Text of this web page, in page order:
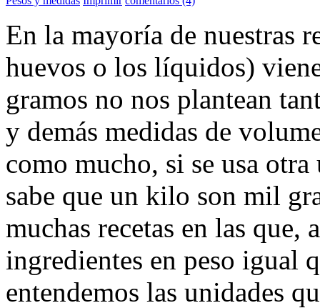
En la mayoría de nuestras
huevos o los líquidos)
gramos no nos plantean
y demás medidas de
como mucho, si se usa
sabe que un kilo son mil
muchas recetas en las que,
ingredientes en peso igual
entendemos las unidades